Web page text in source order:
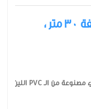
صناعة سعودية، طول اللفة 30 متر ،